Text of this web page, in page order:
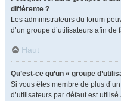
différente ?
Les administrateurs du forum
d’un groupe d’utilisateurs afin
Haut
Qu’est-ce qu’un « groupe
Si vous êtes membre de plus
d’utilisateurs par défaut est